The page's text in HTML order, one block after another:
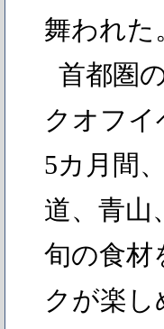
舞われた
首都圏
クオフイ
5カ月間
道、青山
旬の食材
クが楽